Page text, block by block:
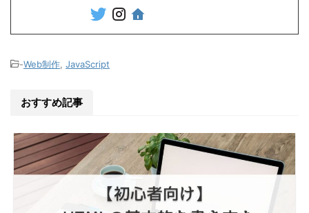
-Web制作 JavaScript
おすすめ記事